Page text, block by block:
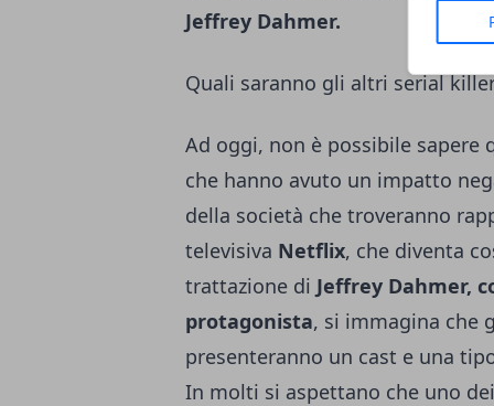
Jeffrey Dahmer.
Quali saranno gli altri serial
Ad oggi, non è possibile sapere
che hanno avuto un impatto
della società che troveranno
televisiva Netflix, che diventa
trattazione di Jeffrey Dahmer,
protagonista, si immagina che
presenteranno un cast e una
In molti si aspettano che uno